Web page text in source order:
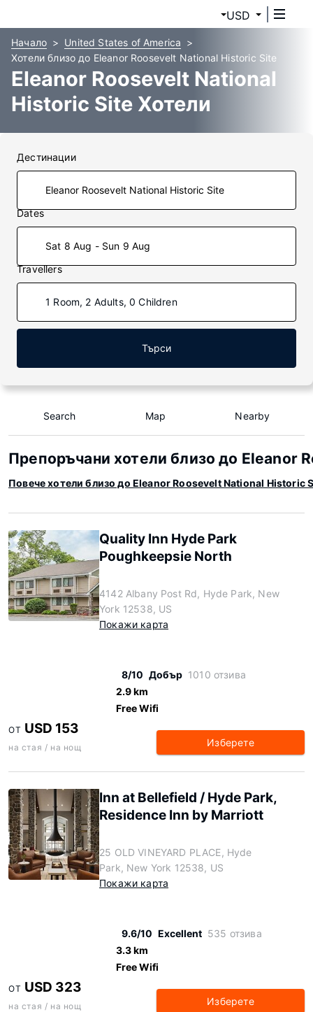
USD
Начало
United States of America
Хотели близо до Eleanor Roosevelt National Historic Site
Eleanor Roosevelt National
Historic Site Хотели
Дестинации
Dates
Sat 8 Aug - Sun 9 Aug
Travellers
1 Room, 2 Adults, 0 Children
Търси
Search Map Nearby
Препоръчани хотели близо до Eleanor
Повече хотели близо до Eleanor Roosevelt National Historic
Quality Inn Hyde Park
Poughkeepsie North
4142 Albany Post Rd, Hyde Park, New
York 12538, US
Покажи карта
8/10 Добър 1010 отзива
2.9 km
Free Wifi
ОТ USD 153
на стая / на нощ Изберете
Inn at Bellefield / Hyde Park,
Residence Inn by Marriott
25 OLD VINEYARD PLACE, Hyde
Park, New York 12538, US
Покажи карта
9.6/10 Excellent 535 отзива
3.3 km
Free Wifi
ОТ USD 323
на стая / на нощ Изберете